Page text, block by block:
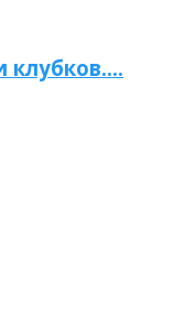
клубков….